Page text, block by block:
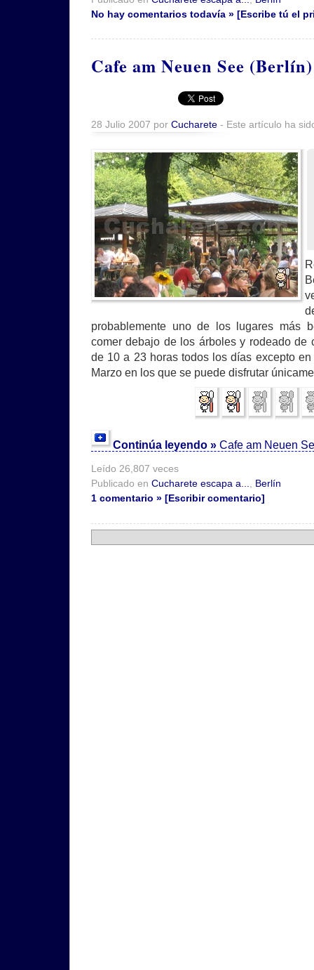
No hay comentarios todavía » [Escribe tú el
Cafe am Neuen See (Berlín)
28 Julio 2007 por Cucharete - Este artículo ha
probablemente uno de los lugares más
comer debajo de los árboles y rodeado de
de 10 a 23 horas todos los días excepto
Marzo en los que se puede disfrutar
Continúa leyendo » Cafe am Neuen
Leído 26,807 veces
Publicado en Cucharete escapa a..., Berlín
1 comentario » [Escribir comentario]